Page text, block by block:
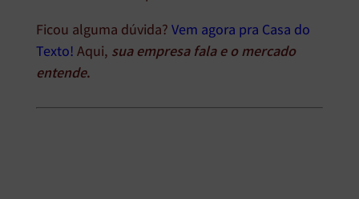
Ficou alguma dúvida?Vem agora pra Casa do
Texto!Aqui, sua empresa fala e o mercado
entende.